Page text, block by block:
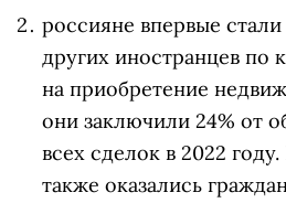
россияне впервые
других иностранцев по
на приобретение
они заключили 24% от
всех сделок в 2022
также оказались